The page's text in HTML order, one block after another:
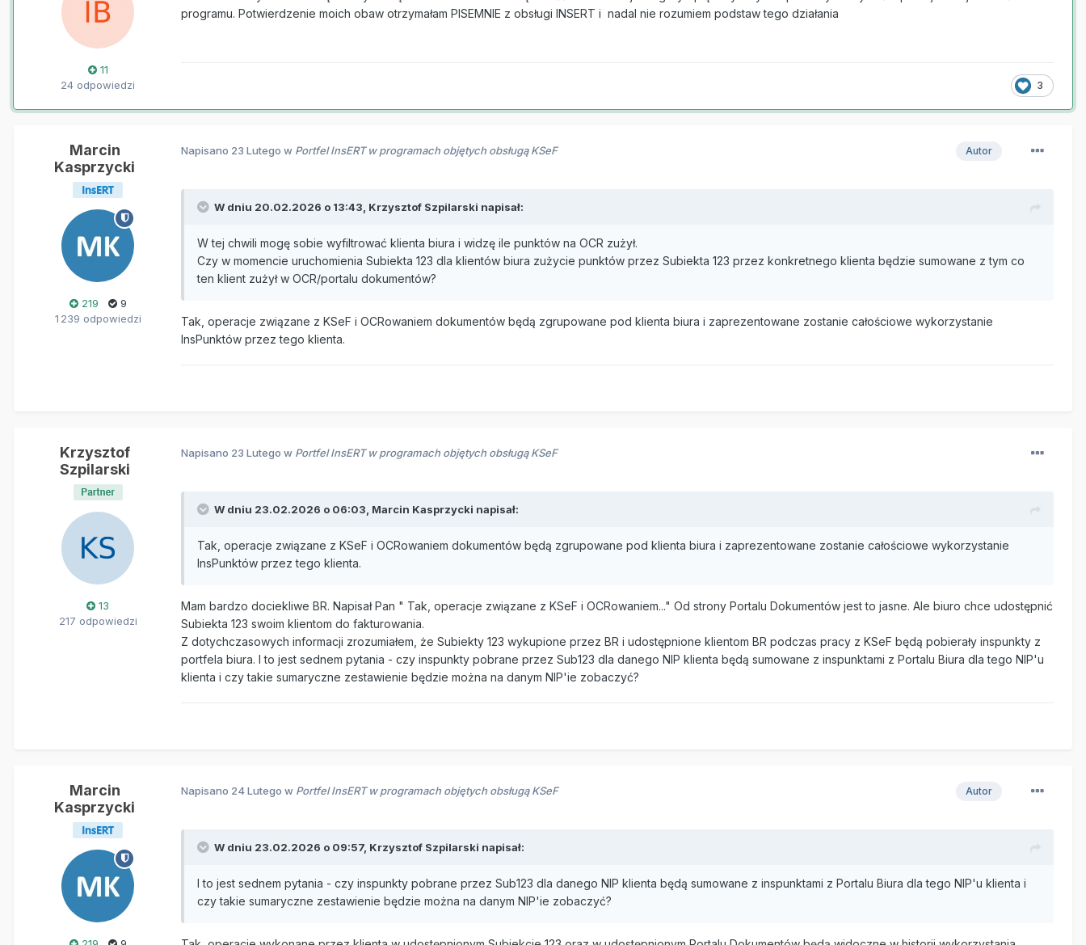
11
24 odpowiedzi
programu. Potwierdzenie moich obaw otrzymałam PISEMNIE z obsługi INSERT i nadal nie rozumiem podstaw tego działania
3
Marcin
Kasprzycki
219
9
1 239 odpowiedzi
Autor
Napisano 23 Lutego w Portfel InsERT w programach objętych obsługą KSeF
W dniu 20.02.2026 o 13:43, Krzysztof Szpilarski napisał:
W tej chwili mogę sobie wyfiltrować klienta biura i widzę ile punktów na OCR zużył.
Czy w momencie uruchomienia Subiekta 123 dla klientów biura zużycie punktów przez Subiekta 123 przez konkretnego klienta będzie sumowane z tym co
ten klient zużył w OCR/portalu dokumentów?
Tak, operacje związane z KSeF i OCRowaniem dokumentów będą zgrupowane pod klienta biura i zaprezentowane zostanie całościowe wykorzystanie
InsPunktów przez tego klienta.
Krzysztof
Szpilarski
13
217 odpowiedzi
Napisano 23 Lutego w Portfel InsERT w programach objętych obsługą KSeF
W dniu 23.02.2026 o 06:03, Marcin Kasprzycki napisał:
Tak, operacje związane z KSeF i OCRowaniem dokumentów będą zgrupowane pod klienta biura i zaprezentowane zostanie całościowe wykorzystanie
InsPunktów przez tego klienta.
Mam bardzo dociekliwe BR. Napisał Pan " Tak, operacje związane z KSeF i OCRowaniem..." Od strony Portalu Dokumentów jest to jasne. Ale biuro chce udostępnić
Subiekta 123 swoim klientom do fakturowania.
Z dotychczasowych informacji zrozumiałem, że Subiekty 123 wykupione przez BR i udostępnione klientom BR podczas pracy z KSeF będą pobierały inspunkty z
portfela biura. I to jest sednem pytania - czy inspunkty pobrane przez Sub123 dla danego NIP klienta będą sumowane z inspunktami z Portalu Biura dla tego NIP'u
klienta i czy takie sumaryczne zestawienie będzie można na danym NIP'ie zobaczyć?
Marcin
Kasprzycki
Autor
Napisano 24 Lutego w Portfel InsERT w programach objętych obsługą KSeF
W dniu 23.02.2026 o 09:57, Krzysztof Szpilarski napisał:
I to jest sednem pytania - czy inspunkty pobrane przez Sub123 dla danego NIP klienta będą sumowane z inspunktami z Portalu Biura dla tego NIP'u klienta i
czy takie sumaryczne zestawienie będzie można na danym NIP'ie zobaczyć?